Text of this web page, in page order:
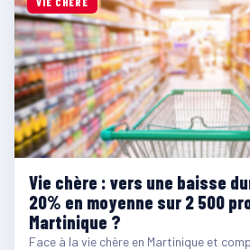
Vie chère : vers une baisse
20% en moyenne sur 2 500
Martinique ?
Face à la vie chère en Martinique et